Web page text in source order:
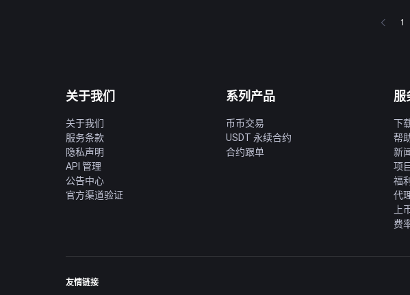
1
关于我们
关于我们
服务条款
隐私声明
API 管理
公告中心
官方渠道验证
系列产品
币币交易
USDT 永续合约
合约跟单
服
下
帮
新
项
福
代
上
费
友情链接